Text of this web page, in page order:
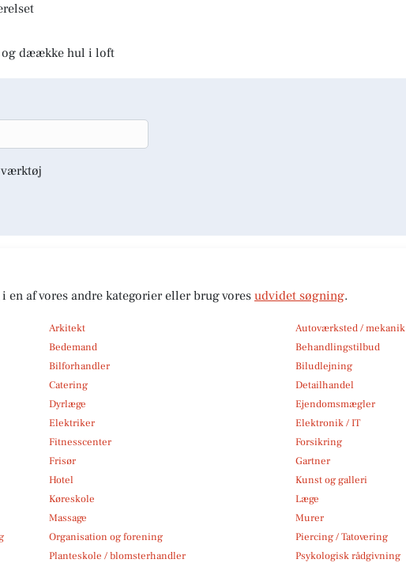
og dæække hul i loft
værktøj
en af vores andre kategorier eller brug vores udvidet søgning.
Arkitekt
Autoværksted / mekanik
Bedemand
Behandlingstilbud
Bilforhandler
Biludlejning
Catering
Detailhandel
Dyrlæge
Ejendomsmægler
Elektriker
Elektronik / IT
Fitnesscenter
Forsikring
Frisør
Gartner
Hotel
Kunst og galleri
Køreskole
Læge
Massage
Murer
Organisation og forening
Piercing / Tatovering
Planteskole / blomsterhandler
Psykologisk rådgivning